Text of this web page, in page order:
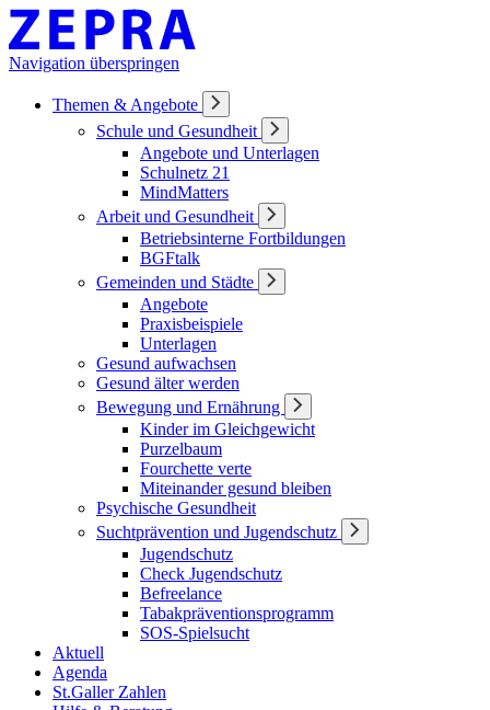
Navigation überspringen
Themen & Angebote
Schule und Gesundheit
Angebote und Unterlagen
Schulnetz 21
MindMatters
Arbeit und Gesundheit
Betriebsinterne Fortbildungen
BGFtalk
Gemeinden und Städte
Angebote
Praxisbeispiele
Unterlagen
Gesund aufwachsen
Gesund älter werden
Bewegung und Ernährung
Kinder im Gleichgewicht
Purzelbaum
Fourchette verte
Miteinander gesund bleiben
Psychische Gesundheit
Suchtprävention und Jugendschutz
Jugendschutz
Check Jugendschutz
Befreelance
Tabakpräventionsprogramm
SOS-Spielsucht
Aktuell
Agenda
St.Galler Zahlen